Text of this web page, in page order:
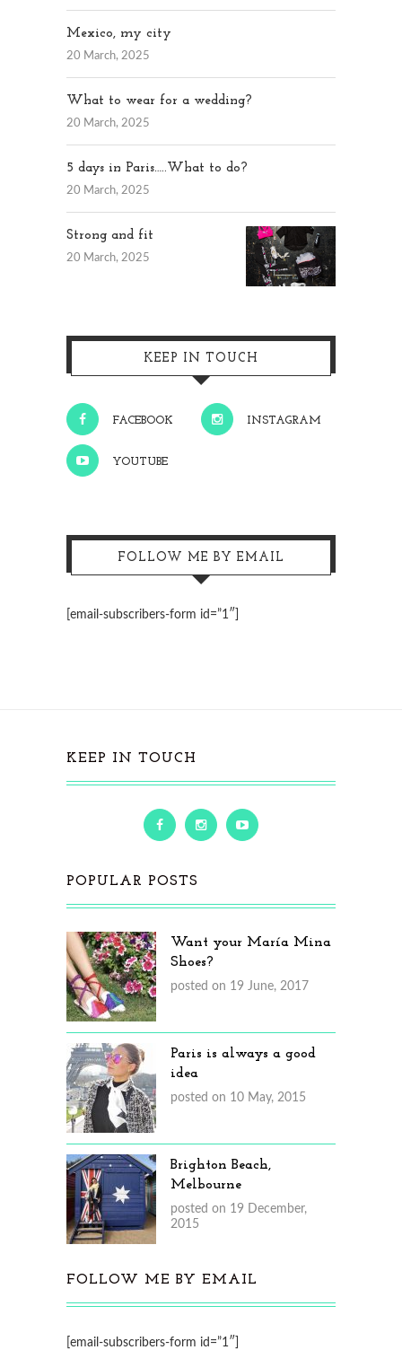
Mexico, my city
20 March, 2025
What to wear for a wedding?
20 March, 2025
5 days in Paris…..What to do?
20 March, 2025
Strong and fit
20 March, 2025
KEEP IN TOUCH
FACEBOOK INSTAGRAM
YOUTUBE
FOLLOW ME BY EMAIL
[email-subscribers-form id=”1″]
KEEP IN TOUCH
POPULAR POSTS
Want your María Mina
Shoes?
posted on 19 June, 2017
Paris is always a good
idea
posted on 10 May, 2015
Brighton Beach,
Melbourne
posted on 19 December,
2015
FOLLOW ME BY EMAIL
[email-subscribers-form id=”1″]